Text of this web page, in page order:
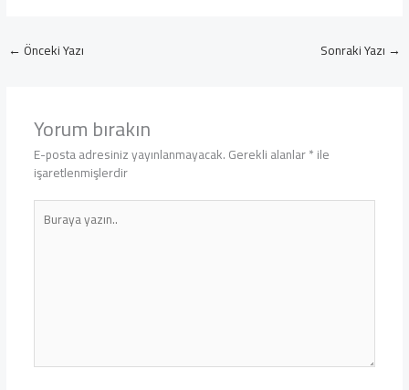
← Önceki Yazı Sonraki Yazı →
Yorum bırakın
E-posta adresiniz yayınlanmayacak.Gerekli alanlar*ile
işaretlenmişlerdir
Buraya
yazın..